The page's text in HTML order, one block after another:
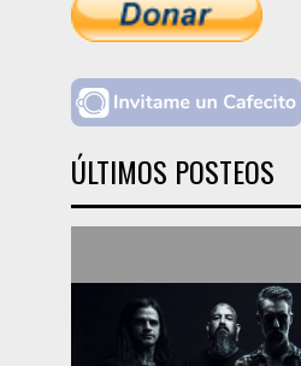
ÚLTIMOS POSTEOS